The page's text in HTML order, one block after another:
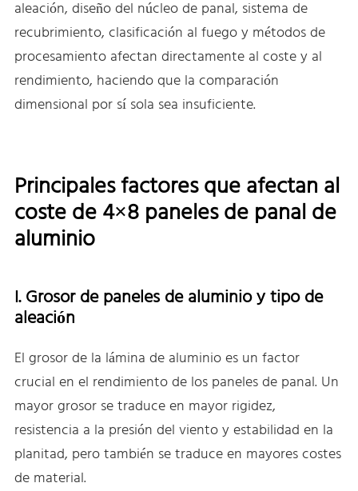
aleación, diseño del núcleo de panal, sistema de
recubrimiento, clasificación al fuego y métodos de
procesamiento afectan directamente al coste y al
rendimiento, haciendo que la comparación
dimensional por sí sola sea insuficiente.
Principales factores que afectan al
coste de 4×8 paneles de panal de
aluminio
I. Grosor de paneles de aluminio y tipo de
aleación
El grosor de la lámina de aluminio es un factor
crucial en el rendimiento de los paneles de panal. Un
mayor grosor se traduce en mayor rigidez,
resistencia a la presión del viento y estabilidad en la
planitad, pero también se traduce en mayores costes
de material.